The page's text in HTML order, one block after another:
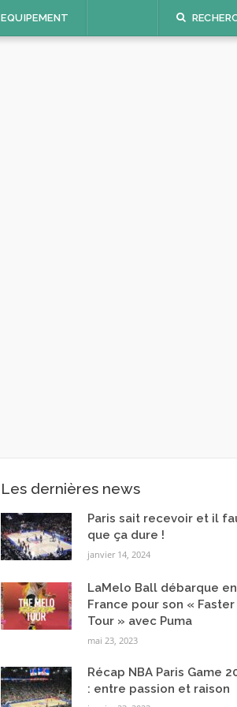
EQUIPEMENT
Les dernières news
Paris sait recevoir et il
que ça dure !
janvier 14, 2024
LaMelo Ball débarque en
France pour son « Faster
Tour » avec Puma
mai 23, 2023
Récap NBA Paris Game
: entre passion et raison